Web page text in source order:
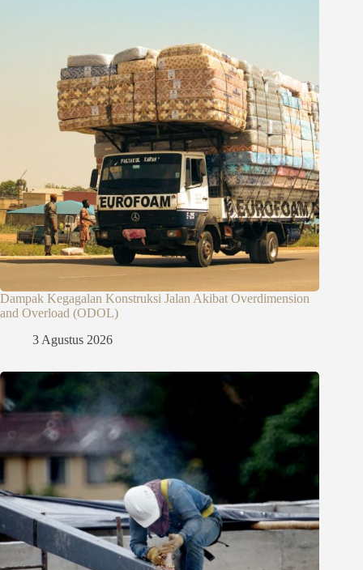
Dampak Kegagalan Konstruksi Jalan Akibat Overdimension
and Overload (ODOL)
3 Agustus 2026